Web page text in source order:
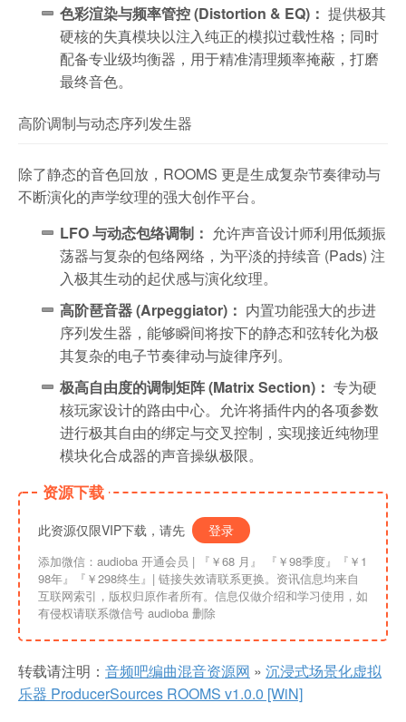
色彩渲染与频率管控 (Distortion & EQ)： 提供极其
硬核的失真模块以注入纯正的模拟过载性格；同时
配备专业级均衡器，用于精准清理频率掩蔽，打磨
最终音色。
高阶调制与动态序列发生器
除了静态的音色回放，ROOMS 更是生成复杂节奏律动与
不断演化的声学纹理的强大创作平台。
LFO 与动态包络调制： 允许声音设计师利用低频振
荡器与复杂的包络网络，为平淡的持续音 (Pads) 注
入极其生动的起伏感与演化纹理。
高阶琶音器 (Arpeggiator)： 内置功能强大的步进
序列发生器，能够瞬间将按下的静态和弦转化为极
其复杂的电子节奏律动与旋律序列。
极高自由度的调制矩阵 (Matrix Section)： 专为硬
核玩家设计的路由中心。允许将插件内的各项参数
进行极其自由的绑定与交叉控制，实现接近纯物理
模块化合成器的声音操纵极限。
资源下载
此资源仅限VIP下载，请先 登录
添加微信：audioba 开通会员 | 『￥68 月』 『￥98季度』『￥1
98年』『￥298终生』| 链接失效请联系更换。资讯信息均来自
互联网索引，版权归原作者所有。信息仅做介绍和学习使用，如
有侵权请联系微信号 audioba 删除
转载请注明： 音频吧编曲混音资源网 » 沉浸式场景化虚拟
乐器 ProducerSources ROOMS v1.0.0 [WiN]